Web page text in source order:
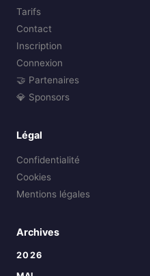
Tarifs
Contact
Inscription
Connexion
🤝 Partenaires
💎 Sponsors
Légal
Confidentialité
Cookies
Mentions légales
Archives
2026